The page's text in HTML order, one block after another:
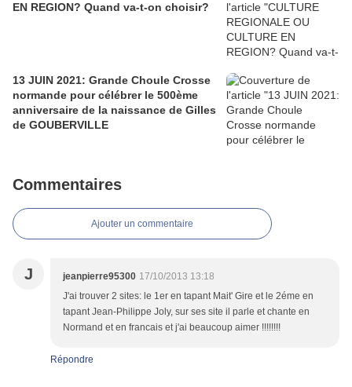
EN REGION? Quand va-t-on choisir?
13 JUIN 2021: Grande Choule Crosse
normande pour célébrer le 500ème
anniversaire de la naissance de Gilles
de GOUBERVILLE
Commentaires
Ajouter un commentaire
J jeanpierre95300 17/10/2013 13:18
J'ai trouver 2 sites: le 1er en tapant Mait' Gire et le 2éme en
tapant Jean-Philippe Joly, sur ses site il parle et chante en
Normand et en francais et j'ai beaucoup aimer !!!!!!!!
Répondre